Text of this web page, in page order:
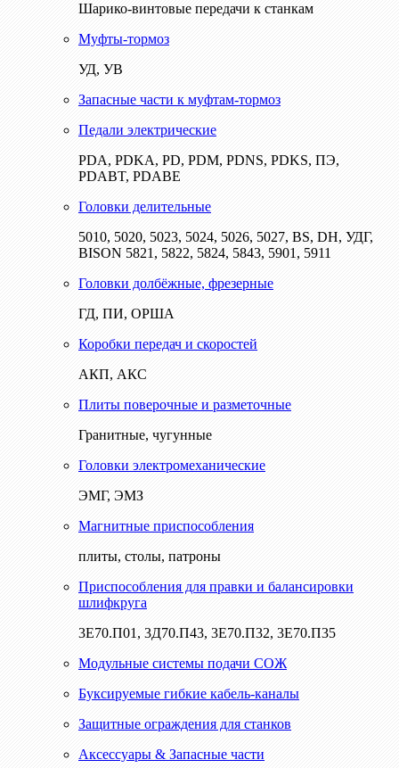
Шарико-винтовые передачи к станкам
Муфты-тормоз
УД, УВ
Запасные части к муфтам-тормоз
Педали электрические
PDA, PDKA, PD, PDM, PDNS, PDKS, ПЭ,
PDABT, PDABE
Головки делительные
5010, 5020, 5023, 5024, 5026, 5027, BS, DH, УДГ,
BISON 5821, 5822, 5824, 5843, 5901, 5911
Головки долбёжные, фрезерные
ГД, ПИ, ОРША
Коробки передач и скоростей
АКП, АКС
Плиты поверочные и разметочные
Гранитные, чугунные
Головки электромеханические
ЭМГ, ЭМЗ
Магнитные приспособления
плиты, столы, патроны
Приспособления для правки и балансировки
шлифкруга
3Е70.П01, 3Д70.П43, 3Е70.П32, 3Е70.П35
Модульные системы подачи СОЖ
Буксируемые гибкие кабель-каналы
Защитные ограждения для станков
Аксессуары & Запасные части